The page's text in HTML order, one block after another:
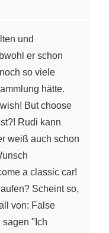
und
er schon
so viele
hätte.
But choose
Rudi kann
weiß auch schon
a classic car!
Scheint so,
von: False
"Ich